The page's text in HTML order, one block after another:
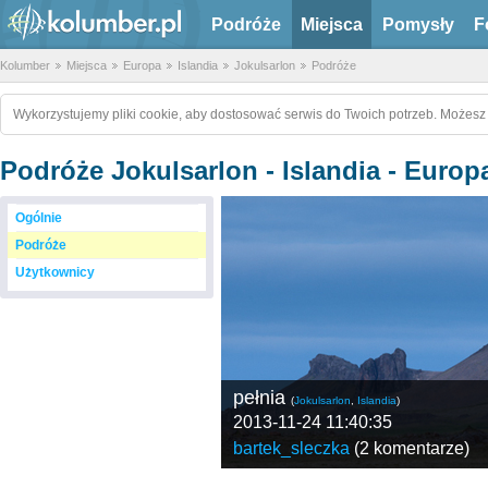
Podróże Miejsca Pomysły
Kolumber Miejsca Europa Islandia Jokulsarlon Podróże
Wykorzystujemy pliki cookie, aby dostosować serwis do Twoich potrzeb.
Podróże Jokulsarlon - Islandia -
Ogólnie
Podróże
Użytkownicy
pełnia (Jokulsarlon Islandia)
2013-11-24 11:40:35
bartek_sleczka (2 komentarze)